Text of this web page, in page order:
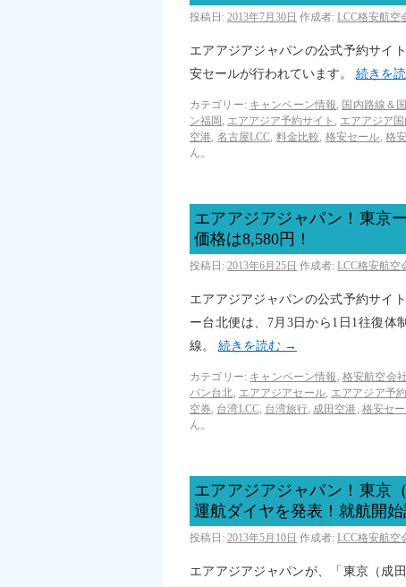
投稿日: 2013年7月30日 作成者: LCC格安航空
エアアジアジャパンの公式予約サイ
安セールが行われています。 続きを
カテゴリー: キャンペーン情報, 国内路線＆
ン福岡 , エアアジア予約サイト , エアアジア国
空港, 名古屋LCC, 料金比較, 格安セール, 格
ん。
エアアジアジャパン！東京
価格は8,580円！
投稿日: 2013年6月25日 作成者: LCC格安航空
エアアジアジャパンの公式予約サイ
ー台北便は、7月3日から1日1往復体
線。 続きを読む →
カテゴリー: キャンペーン情報 , 格安航空会
パン台北, エアアジアセール, エアアジア予
空券, 台湾LCC, 台湾旅行, 成田空港, 格安セ
ん。
エアアジアジャパン！東京
運航ダイヤを発表！就航開
投稿日: 2013年5月10日 作成者: LCC格安航空
エアアジアジャパンが、「東京（成